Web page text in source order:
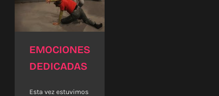
EMOCIONES
DEDICADAS
Esta vez estuvimos